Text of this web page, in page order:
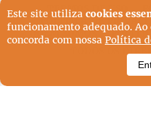
TERMOS DE USO
POLÍTICA DE
QUEM SOMOS
TODOS OS
Este site utiliza cookies
funcionamento adequado.
concorda com nossa Política